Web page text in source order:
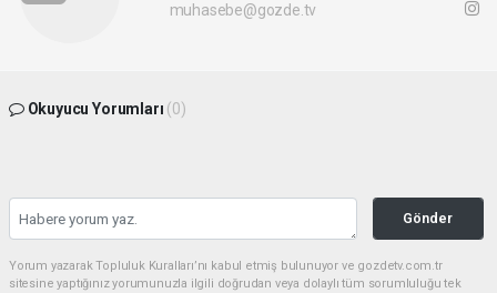
muhasebe@gozde.tv
Okuyucu Yorumları (0)
Gönder
Yorum yazarak Topluluk Kuralları’nı kabul etmiş bulunuyor ve gozdetv.com.tr
sitesine yaptığınız yorumunuzla ilgili doğrudan veya dolaylı tüm sorumluluğu tek